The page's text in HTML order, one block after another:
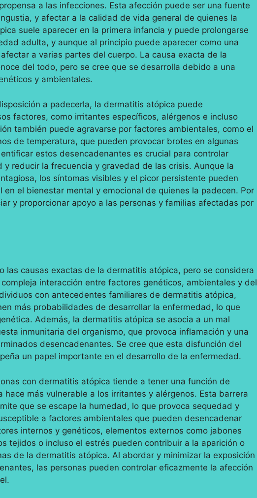
a las infecciones. Esta afección puede ser una fuente
y afectar a la calidad de vida general de quienes la
suele aparecer en la primera infancia y puede prolongarse
adulta, y aunque al principio puede aparecer como una
a varias partes del cuerpo. La causa exacta de la
del todo, pero se cree que se desarrolla debido a una
y ambientales.
a padecerla, la dermatitis atópica puede
factores, como irritantes específicos, alérgenos e incluso
también puede agravarse por factores ambientales, como el
de temperatura, que pueden provocar brotes en algunas
estos desencadenantes es crucial para controlar
reducir la frecuencia y gravedad de las crisis. Aunque la
los síntomas visibles y el picor persistente pueden
en el bienestar mental y emocional de quienes la padecen. Por
y proporcionar apoyo a las personas y familias afectadas por
las causas exactas de la dermatitis atópica, pero se considera
interacción entre factores genéticos, ambientales y del
con antecedentes familiares de dermatitis atópica,
más probabilidades de desarrollar la enfermedad, lo que
Además, la dermatitis atópica se asocia a un mal
inmunitaria del organismo, que provoca inflamación y una
desencadenantes. Se cree que esta disfunción del
un papel importante en el desarrollo de la enfermedad.
con dermatitis atópica tiende a tener una función de
hace más vulnerable a los irritantes y alérgenos. Esta barrera
que se escape la humedad, lo que provoca sequedad y
a factores ambientales que pueden desencadenar
internos y genéticos, elementos externos como jabones
tejidos o incluso el estrés pueden contribuir a la aparición o
de la dermatitis atópica. Al abordar y minimizar la exposición
las personas pueden controlar eficazmente la afección